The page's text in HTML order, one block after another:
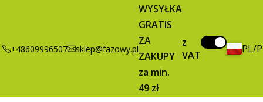
+48609996507 sklep@fazowy.pl
WYSYŁKA
GRATIS
ZA
ZAKUPY
za min.
49 zł
z
VAT
PL/